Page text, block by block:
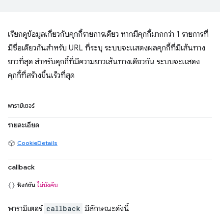
เรียกดูข้อมูลเกี่ยวกับคุกกี้รายการเดียว หากมีคุกกี้มากกว่า 1 รายการที่
มีชื่อเดียวกันสำหรับ URL ที่ระบุ ระบบจะแสดงผลคุกกี้ที่มีเส้นทาง
ยาวที่สุด สำหรับคุกกี้ที่มีความยาวเส้นทางเดียวกัน ระบบจะแสดง
คุกกี้ที่สร้างขึ้นเร็วที่สุด
พารามิเตอร์
รายละเอียด
CookieDetails
callback
ฟังก์ชัน ไม่บังคับ
พารามิเตอร์ callback มีลักษณะดังนี้